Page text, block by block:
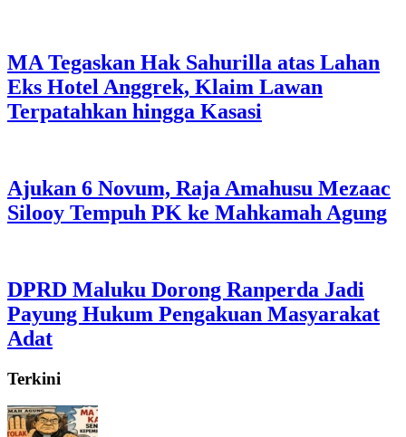
MA Tegaskan Hak Sahurilla atas Lahan
Eks Hotel Anggrek, Klaim Lawan
Terpatahkan hingga Kasasi
Ajukan 6 Novum, Raja Amahusu Mezaac
Silooy Tempuh PK ke Mahkamah Agung
DPRD Maluku Dorong Ranperda Jadi
Payung Hukum Pengakuan Masyarakat
Adat
Terkini